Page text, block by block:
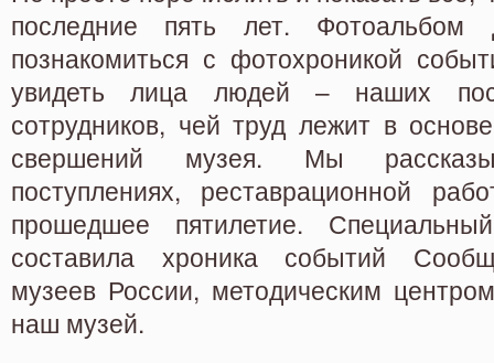
последние пять лет. Фотоальбом
познакомиться с фотохроникой
увидеть лица людей – наших
сотрудников, чей труд лежит в
свершений музея. Мы
поступлениях, реставрационной
прошедшее пятилетие.
составила хроника событий
музеев России, методическим
наш музей.